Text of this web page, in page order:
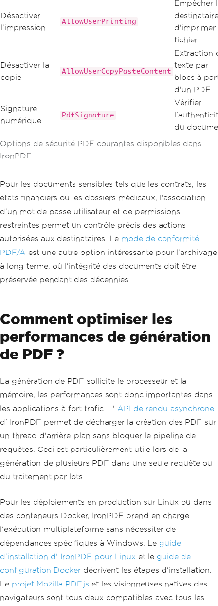
Options de sécurité PDF courantes disponibles dans
IronPDF
Désactiver
l'impression
AllowUserPrinting
Empêcher
d'imprimer
fichier
Désactiver la
copie
AllowUserCopyPasteContent
Extraction
texte par
blocs à
d'un PDF
Signature
numérique
PdfSignature
Vérifier
du
Pour les documents sensibles tels que les contrats, les
états financiers ou les dossiers médicaux, l'association
d'un mot de passe utilisateur et de permissions
restreintes permet un contrôle précis des actions
autorisées aux destinataires. Le mode de conformité
PDF/A est une autre option intéressante pour l'archivage
à long terme, où l'intégrité des documents doit être
préservée pendant des décennies.
Comment optimiser les
performances de génération
de PDF ?
La génération de PDF sollicite le processeur et la
mémoire, les performances sont donc importantes dans
les applications à fort trafic. L' API de rendu asynchrone
d' IronPDF permet de décharger la création des PDF sur
un thread d'arrière-plan sans bloquer le pipeline de
requêtes. Ceci est particulièrement utile lors de la
génération de plusieurs PDF dans une seule requête ou
du traitement par lots.
Pour les déploiements en production sur Linux ou dans
des conteneurs Docker, IronPDF prend en charge
l'exécution multiplateforme sans nécessiter de
dépendances spécifiques à Windows. Le guide
d'installation d' IronPDF pour Linux et le guide de
configuration Docker décrivent les étapes d'installation.
Le projet Mozilla PDF.js et les visionneuses natives des
navigateurs sont tous deux compatibles avec tous les